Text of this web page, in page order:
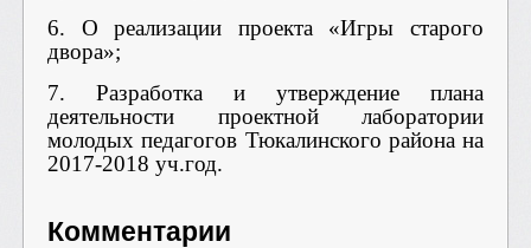
6. О реализации проекта «Игры старого
двора»;
7. Разработка и утверждение плана
деятельности проектной лаборатории
молодых педагогов Тюкалинского района на
2017-2018 уч.год.
Комментарии